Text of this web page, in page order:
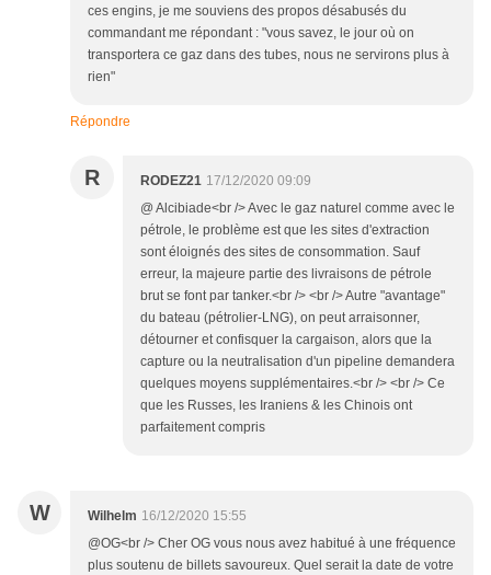
ces engins, je me souviens des propos désabusés du
commandant me répondant : "vous savez, le jour où on
transportera ce gaz dans des tubes, nous ne servirons plus à
rien"
Répondre
R RODEZ21 17/12/2020 09:09
@ Alcibiade<br /> Avec le gaz naturel comme avec le
pétrole, le problème est que les sites d'extraction
sont éloignés des sites de consommation. Sauf
erreur, la majeure partie des livraisons de pétrole
brut se font par tanker.<br /> <br /> Autre "avantage"
du bateau (pétrolier-LNG), on peut arraisonner,
détourner et confisquer la cargaison, alors que la
capture ou la neutralisation d'un pipeline demandera
quelques moyens supplémentaires.<br /> <br /> Ce
que les Russes, les Iraniens & les Chinois ont
parfaitement compris
W Wilhelm 16/12/2020 15:55
@OG<br /> Cher OG vous nous avez habitué à une fréquence
plus soutenu de billets savoureux. Quel serait la date de votre